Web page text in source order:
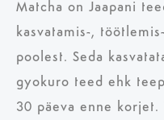
Matcha on Jaapani
kasvatamis-,
poolest. Seda
gyokuro teed ehk
30 päeva enne